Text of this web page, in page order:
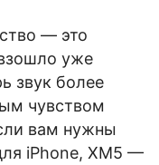
— это
уже
звук более
чувством
вам нужны
iPhone, XM5 —